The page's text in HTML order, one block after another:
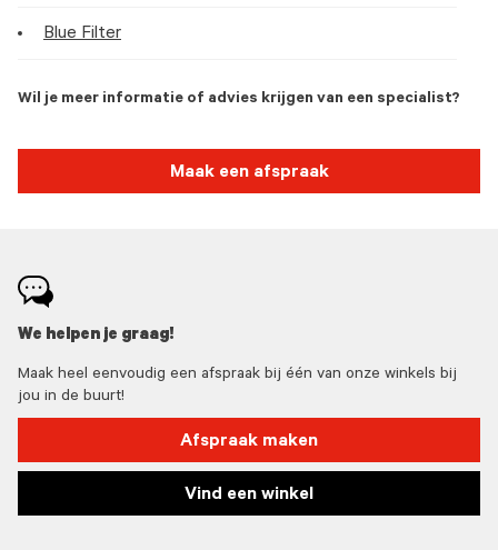
Blue Filter
Wil je meer informatie of advies krijgen van een specialist?
Maak een afspraak
We helpen je graag!
Maak heel eenvoudig een afspraak bij één van onze winkels bij
jou in de buurt!
Afspraak maken
Vind een winkel